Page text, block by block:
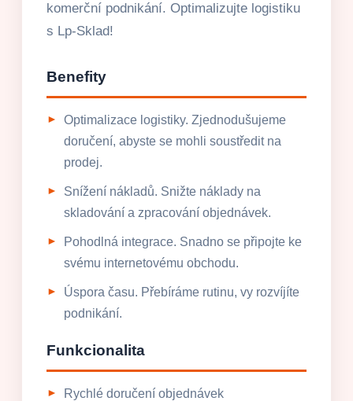
komerční podnikání. Optimalizujte logistiku
s Lp-Sklad!
Benefity
Optimalizace logistiky. Zjednodušujeme
doručení, abyste se mohli soustředit na
prodej.
Snížení nákladů. Snižte náklady na
skladování a zpracování objednávek.
Pohodlná integrace. Snadno se připojte ke
svému internetovému obchodu.
Úspora času. Přebíráme rutinu, vy rozvíjíte
podnikání.
Funkcionalita
Rychlé doručení objednávek